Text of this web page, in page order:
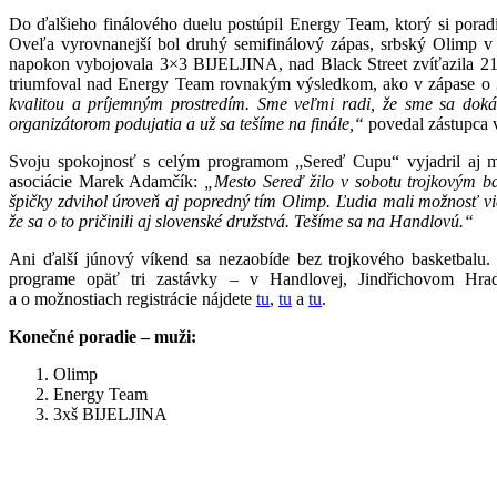
Do ďalšieho finálového duelu postúpil Energy Team, ktorý si
Oveľa vyrovnanejší bol druhý semifinálový zápas, srbský Olimp
napokon vybojovala 3×3 BIJELJINA, nad Black Street zvíťazila
triumfoval nad Energy Team rovnakým výsledkom, ako v zápase
kvalitou a príjemným prostredím. Sme veľmi radi, že sme sa
organizátorom podujatia a už sa tešíme na finále,“ povedal
Svoju spokojnosť s celým programom „Sereď Cupu“ vyjadril aj
asociácie Marek Adamčík: „Mesto Sereď žilo v sobotu trojkovým
špičky zdvihol úroveň aj popredný tím Olimp. Ľudia mali možnosť
že sa o to pričinili aj slovenské družstvá. Tešíme sa na Handlovú.“
Ani ďalší júnový víkend sa nezaobíde bez trojkového
programe opäť tri zastávky – v Handlovej, Jindřichovom
a o možnostiach registrácie nájdete tu, tu a tu.
Konečné poradie – muži:
Olimp
Energy Team
3xš BIJELJINA